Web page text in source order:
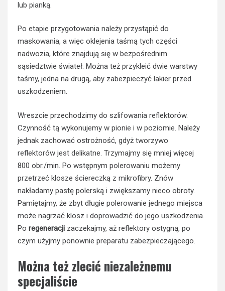
lub pianką.
Po etapie przygotowania należy przystąpić do
maskowania, a więc oklejenia taśmą tych części
nadwozia, które znajdują się w bezpośrednim
sąsiedztwie świateł. Można też przykleić dwie warstwy
taśmy, jedna na drugą, aby zabezpieczyć lakier przed
uszkodzeniem.
Wreszcie przechodzimy do szlifowania reflektorów.
Czynność tą wykonujemy w pionie i w poziomie. Należy
jednak zachować ostrożność, gdyż tworzywo
reflektorów jest delikatne. Trzymajmy się mniej więcej
800 obr./min. Po wstępnym polerowaniu możemy
przetrzeć klosze ściereczką z mikrofibry. Znów
nakładamy pastę polerską i zwiększamy nieco obroty.
Pamiętajmy, że zbyt długie polerowanie jednego miejsca
może nagrzać klosz i doprowadzić do jego uszkodzenia.
Po regeneracji zaczekajmy, aż reflektory ostygną, po
czym użyjmy ponownie preparatu zabezpieczającego.
Można też zlecić niezależnemu
specjaliście